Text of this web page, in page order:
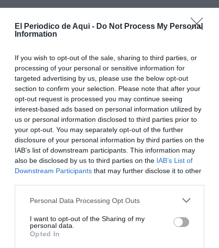
El Periodico de Aqui - Do Not Process My Personal
Information
If you wish to opt-out of the sale, sharing to third parties, or
processing of your personal or sensitive information for
targeted advertising by us, please use the below opt-out
section to confirm your selection. Please note that after your
opt-out request is processed you may continue seeing
interest-based ads based on personal information utilized by
us or personal information disclosed to third parties prior to
your opt-out. You may separately opt-out of the further
disclosure of your personal information by third parties on the
IAB’s list of downstream participants. This information may
also be disclosed by us to third parties on the IAB’s List of
Downstream Participants that may further disclose it to other
Personal Data Processing Opt Outs
I want to opt-out of the Sharing of my
personal data.
Opted In